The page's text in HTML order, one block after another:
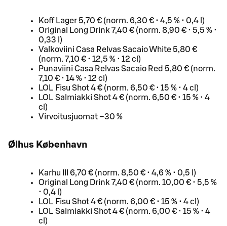
Koff Lager 5,70 € (norm. 6,30 € • 4,5 % • 0,4 l)
Original Long Drink 7,40 € (norm. 8,90 € • 5,5 % •
0,33 l)
Valkoviini Casa Relvas Sacaio White 5,80 €
(norm. 7,10 € • 12,5 % • 12 cl)
Punaviini Casa Relvas Sacaio Red 5,80 € (norm.
7,10 € • 14 % • 12 cl)
LOL Fisu Shot 4 € (norm. 6,50 € • 15 % • 4 cl)
LOL Salmiakki Shot 4 € (norm. 6,50 € • 15 % • 4
cl)
Virvoitusjuomat –30 %
Ølhus København
Karhu III 6,70 € (norm. 8,50 € • 4,6 % • 0,5 l)
Original Long Drink 7,40 € (norm. 10,00 € • 5,5 %
• 0,4 l)
LOL Fisu Shot 4 € (norm. 6,00 € • 15 % • 4 cl)
LOL Salmiakki Shot 4 € (norm. 6,00 € • 15 % • 4
cl)